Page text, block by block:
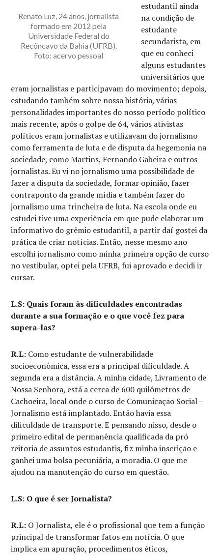
Renato Luz, 24 anos, jornalista
formado em 2012 pela
Universidade Federal do
Recôncavo da Bahia (UFRB).
Foto: acervo pessoal
estudantil ainda
na condição de
estudante
secundarista, em
que eu conheci
alguns estudantes
universitários que
eram jornalistas e participavam do movimento; depois,
estudando também sobre nossa história, várias
personalidades importantes do nosso período político
mais recente, após o golpe de 64, vários ativistas
políticos eram jornalistas e utilizavam do jornalismo
como ferramenta de luta e de disputa da hegemonia na
sociedade, como Martins, Fernando Gabeira e outros
jornalistas. Eu vi no jornalismo uma possibilidade de
fazer a disputa da sociedade, formar opinião, fazer
contraponto da grande mídia e também fazer do
jornalismo uma trincheira de luta. Na escola onde eu
estudei tive uma experiência em que pude elaborar um
informativo do grêmio estudantil, a partir daí gostei da
prática de criar notícias. Então, nesse mesmo ano
escolhi jornalismo como minha primeira opção de curso
no vestibular, optei pela UFRB, fui aprovado e decidi ir
cursar.
L.S: Quais foram às dificuldades encontradas
durante a sua formação e o que você fez para
supera-las?
R.L: Como estudante de vulnerabilidade
socioeconômica, essa era a principal dificuldade. A
segunda era a distância. A minha cidade, Livramento de
Nossa Senhora, está a cerca de 600 quilômetros de
Cachoeira, local onde o curso de Comunicação Social –
Jornalismo está implantado. Então havia essa
dificuldade de transporte. E pensando nisso, desde o
primeiro edital de permanência qualificada da pró
reitoria de assuntos estudantis, fiz minha inscrição e
ganhei uma bolsa pecuniária, a moradia. O que me
ajudou na manutenção do curso em questão.
L.S: O que é ser Jornalista?
R.L: O Jornalista, ele é o profissional que tem a função
principal de transformar fatos em notícia. O que
implica em apuração, procedimentos éticos,